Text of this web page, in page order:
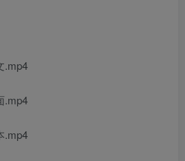
.mp4
.mp4
.mp4